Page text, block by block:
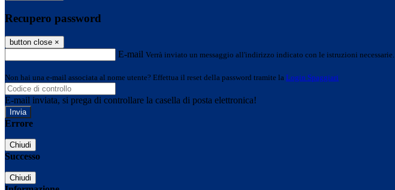
Recupero password
button close ×
E-mail Verrà inviato un messaggio all'indirizzo indicato con le istruzioni necessarie.
Non hai una e-mail associata al nome utente? Effettua il reset della password tramite la Login Spaggiari
E-mail inviata, si prega di controllare la casella di posta elettronica!
Errore
Chiudi
Successo
Chiudi